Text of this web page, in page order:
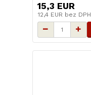
15,3 EUR
12,4 EUR bez DPH